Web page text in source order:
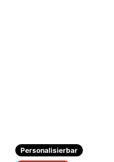
Personalisierbar